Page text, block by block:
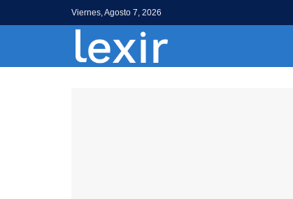
Viernes, Agosto 7, 2026